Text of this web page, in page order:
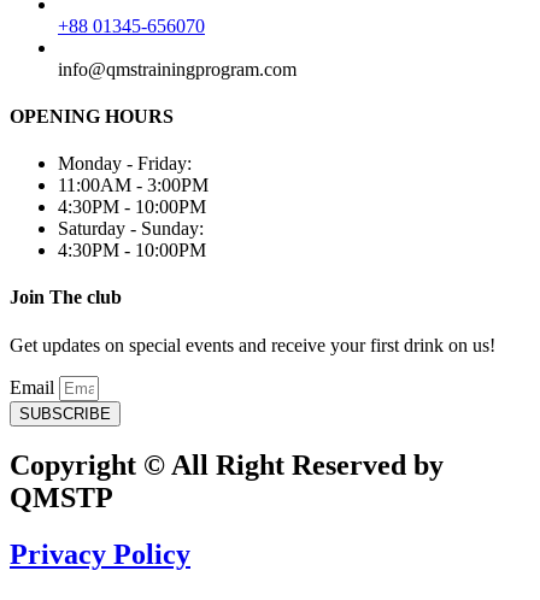
+88 01345-656070
info@qmstrainingprogram.com
OPENING HOURS
Monday - Friday:
11:00AM - 3:00PM
4:30PM - 10:00PM
Saturday - Sunday:
4:30PM - 10:00PM
Join The club
Get updates on special events and receive your first drink on us!
Email
SUBSCRIBE
Copyright © All Right Reserved by
QMSTP
Privacy Policy